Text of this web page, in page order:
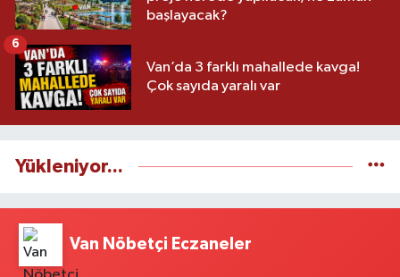
başlayacak?
Van’da 3 farklı mahallede kavga!
Çok sayıda yaralı var
6
Yükleniyor...
Van Nöbetçi Eczaneler